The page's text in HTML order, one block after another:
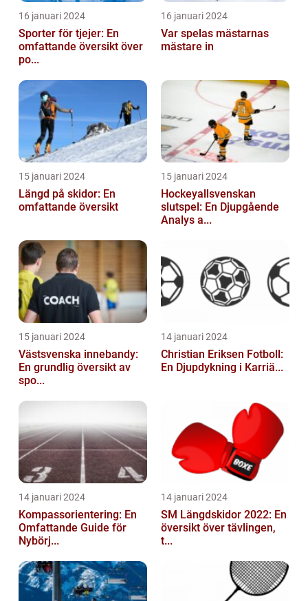
16 januari 2024
Sporter för tjejer: En
omfattande översikt över
po...
16 januari 2024
Var spelas mästarnas
mästare in
15 januari 2024
Längd på skidor: En
omfattande översikt
15 januari 2024
Hockeyallsvenskan
slutspel: En Djupgående
Analys a...
15 januari 2024
Västsvenska innebandy:
En grundlig översikt av
spo...
14 januari 2024
Christian Eriksen Fotboll:
En Djupdykning i Karriä...
14 januari 2024
Kompassorientering: En
Omfattande Guide för
Nybörj...
14 januari 2024
SM Längdskidor 2022: En
översikt över tävlingen,
t...